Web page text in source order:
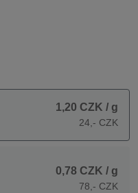
1,20 CZK / g
24,- CZK
0,78 CZK / g
78,- CZK